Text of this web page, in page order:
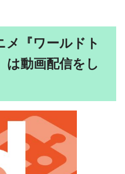
『ワールドト
は動画配信をし